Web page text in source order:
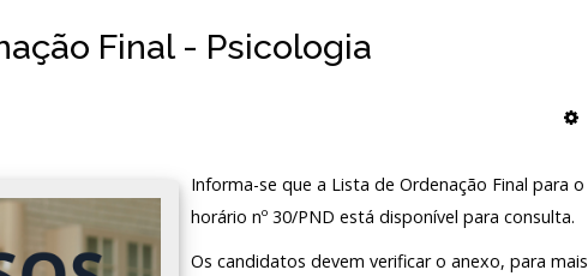
Final - Psicologia
Informa-se que a Lista de Ordenação Final para o
horário nº 30/PND está disponível para consulta.
Os candidatos devem verificar o anexo, para mais